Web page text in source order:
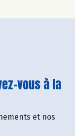
vous à la
et nos